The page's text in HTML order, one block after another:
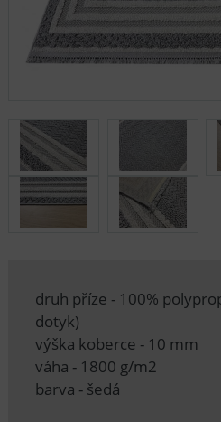
druh příze - 100%
dotyk)
výška koberce - 10 mm
váha - 1800 g/m2
barva - šedá